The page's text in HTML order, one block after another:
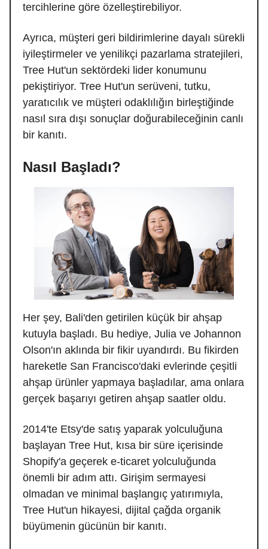
tercihlerine göre özelleştirebiliyor.
Ayrıca, müşteri geri bildirimlerine dayalı sürekli
iyileştirmeler ve yenilikçi pazarlama stratejileri,
Tree Hut'un sektördeki lider konumunu
pekiştiriyor. Tree Hut'un serüveni, tutku,
yaratıcılık ve müşteri odaklılığın birleştiğinde
nasıl sıra dışı sonuçlar doğurabileceğinin canlı
bir kanıtı.
Nasıl Başladı?
Her şey, Bali'den getirilen küçük bir ahşap
kutuyla başladı. Bu hediye, Julia ve Johannon
Olson'ın aklında bir fikir uyandırdı. Bu fikirden
hareketle San Francisco'daki evlerinde çeşitli
ahşap ürünler yapmaya başladılar, ama onlara
gerçek başarıyı getiren ahşap saatler oldu.
2014'te Etsy'de satış yaparak yolculuğuna
başlayan Tree Hut, kısa bir süre içerisinde
Shopify'a geçerek e-ticaret yolculuğunda
önemli bir adım attı. Girişim sermayesi
olmadan ve minimal başlangıç yatırımıyla,
Tree Hut'un hikayesi, dijital çağda organik
büyümenin gücünün bir kanıtı.